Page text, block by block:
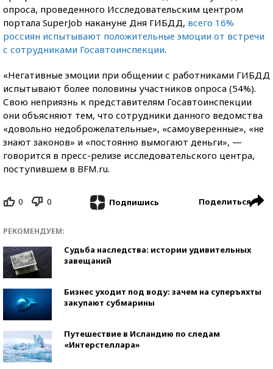
опроса, проведенного Исследовательским центром
портала SuperJob накануне Дня ГИБДД, всего 16%
россиян испытывают положительные эмоции от встречи
с сотрудниками Госавтоинспекции.
«Негативные эмоции при общении с работниками ГИБДД
испытывают более половины участников опроса (54%).
Свою неприязнь к представителям Госавтоинспекции
они объясняют тем, что сотрудники данного ведомства
«довольно недоброжелательные», «самоуверенные», «не
знают законов» и «постоянно вымогают деньги», —
говорится в пресс-релизе исследовательского центра,
поступившем в BFM.ru.
0 0 Подпишись Поделиться
РЕКОМЕНДУЕМ:
Судьба наследства: истории удивительных
завещаний
Бизнес уходит под воду: зачем на суперъяхты
закупают субмарины
Путешествие в Исландию по следам
«Интерстеллара»